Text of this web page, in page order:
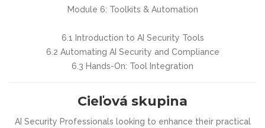
Module 6: Toolkits & Automation
6.1 Introduction to AI Security Tools
6.2 Automating AI Security and Compliance
6.3 Hands-On: Tool Integration
Cieľová skupina
AI Security Professionals looking to enhance their practical